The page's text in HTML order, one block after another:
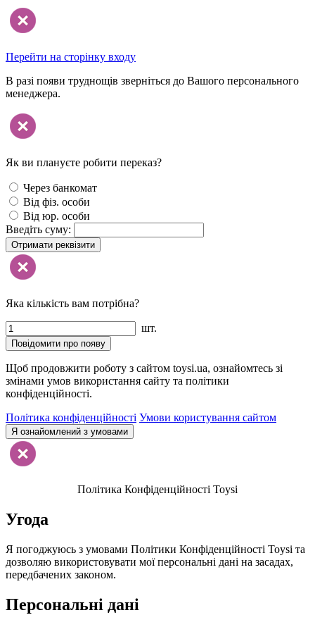
Перейти на сторінку входу
В разі появи труднощів зверніться до Вашого персонального
менеджера.
Як ви плануєте робити переказ?
Через банкомат
Від фіз. особи
Від юр. особи
Введіть суму:
Отримати реквізити
Яка кількість вам потрібна?
шт.
Повідомити про появу
Щоб продовжити роботу з сайтом toysi.ua, ознайомтесь зі
змінами умов використання сайту та політики
конфіденційності.
Політика конфіденційності Умови користування сайтом
Я ознайомлений з умовами
Політика Конфіденційності Toysi
Угода
Я погоджуюсь з умовами Політики Конфіденційності Toysi та
дозволяю використовувати мої персональні дані на засадах,
передбачених законом.
Персональні дані